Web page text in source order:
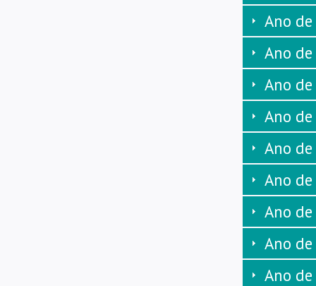
Ano
Ano
Ano
Ano
Ano
Ano
Ano
Ano
Ano